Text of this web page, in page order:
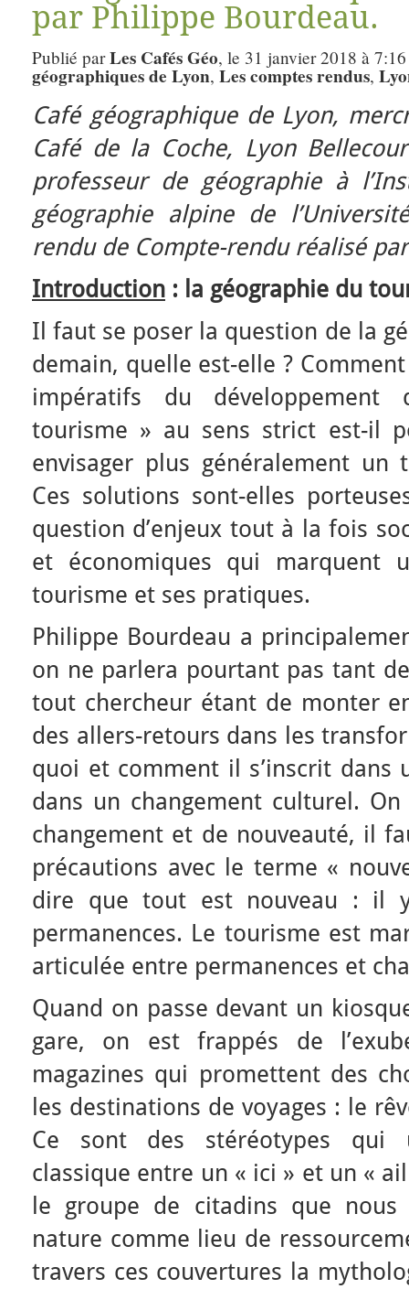
par Philippe Bourdeau.
Publié parLes Cafés Géo, le 31 janvier 2018 à
géographiques de Lyon, Les comptes rendus,
Café géographique de Lyon,
Café de la Coche, Lyon
professeur de géographie à
géographie alpine de
rendu de Compte-rendu réalisé
Introduction : la géographie du
Il faut se poser la question de la
demain, quelle est-elle ?
impératifs du
tourisme » au sens strict est-il
envisager plus généralement un
Ces solutions sont-elles
question d’enjeux tout à la fois
et économiques qui marquent
tourisme et ses pratiques.
Philippe Bourdeau a
on ne parlera pourtant pas tant
tout chercheur étant de monter
des allers-retours dans les
quoi et comment il s’inscrit dans
dans un changement culturel.
changement et de nouveauté, il
précautions avec le terme «
dire que tout est nouveau : il
permanences. Le tourisme est
articulée entre permanences et
Quand on passe devant un
gare, on est frappés de
magazines qui promettent des
les destinations de voyages : le
Ce sont des stéréotypes qui
classique entre un « ici » et un «
le groupe de citadins que
nature comme lieu de
travers ces couvertures la